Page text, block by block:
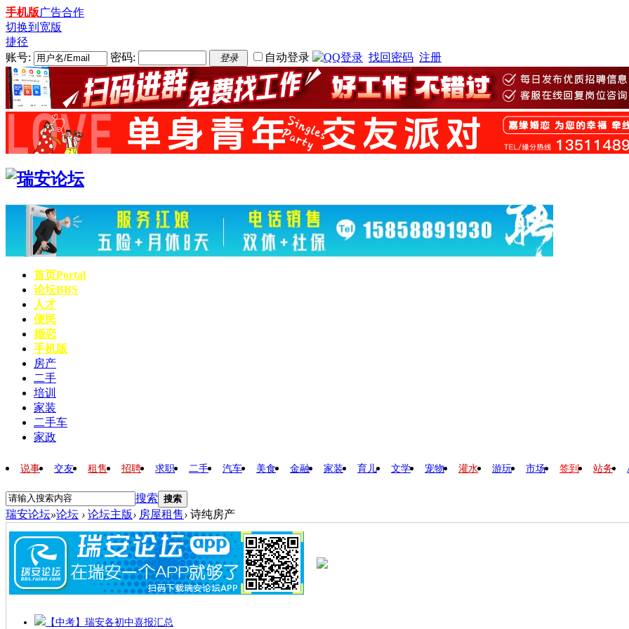
手机版广告合作
切换到宽版
捷径
账号:
密码: 登录 自动登录 找回密码 注册
首页Portal
论坛BBS
人才
便民
婚恋
手机版
房产
二手
培训
家装
二手车
家政
说事 交友 租售 招聘 求职 二手 汽车 美食 金融 家装 育儿 文学 宠物 灌水 游玩 市场 签到 站务
搜索 搜索
瑞安论坛»论坛 › 论坛主版› 房屋租售› 诗纯房产
【中考】瑞安各初中喜报汇总